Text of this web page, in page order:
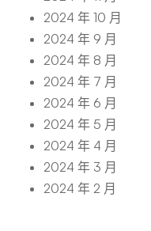
2024 年 10 月
2024 年 9 月
2024 年 8 月
2024 年 7 月
2024 年 6 月
2024 年 5 月
2024 年 4 月
2024 年 3 月
2024 年 2 月